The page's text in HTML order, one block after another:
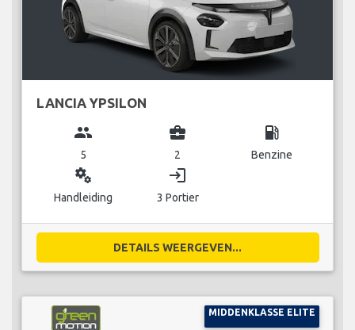
LANCIA YPSILON
group
5
business_center
2
local_gas_station
Benzine
miscellaneous_services
Handleiding
login
3 Portier
DETAILS WEERGEVEN...
MIDDENKLASSE ELITE